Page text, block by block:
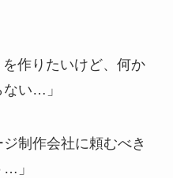
を作りたいけど、何か
い…」
制作会社に頼むべき
」